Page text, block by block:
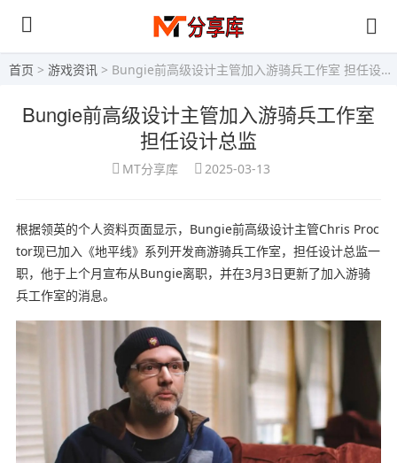
首页 > 游戏资讯 > Bungie前高级设计主管加入游骑兵工作室 担任设计总监
Bungie前高级设计主管加入游骑兵工作室
担任设计总监
MT分享库 2025-03-13
根据领英的个人资料页面显示，Bungie前高级设计主管Chris Proc
tor现已加入《地平线》系列开发商游骑兵工作室，担任设计总监一
职，他于上个月宣布从Bungie离职，并在3月3日更新了加入游骑
兵工作室的消息。